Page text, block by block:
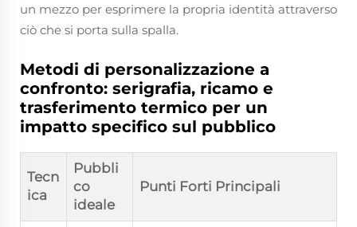
un mezzo per esprimere la propria identità attraverso
ciò che si porta sulla spalla.
Metodi di personalizzazione a
confronto: serigrafia, ricamo e
trasferimento termico per un
impatto specifico sul pubblico
Tecn
ica
Pubbli
co
ideale
Punti Forti Principali